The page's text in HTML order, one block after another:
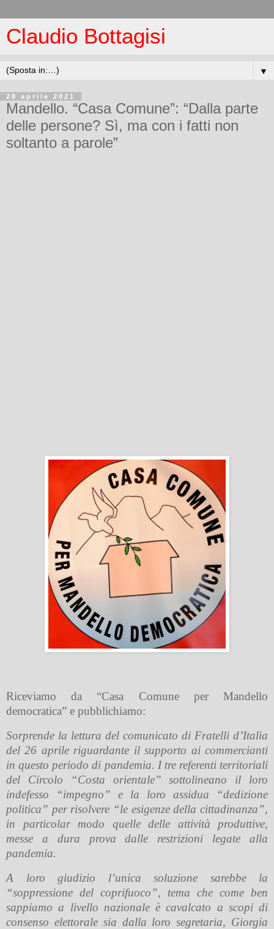
Claudio Bottagisi
▼
28 aprile 2021
Mandello. “Casa Comune”: “Dalla parte
delle persone? Sì, ma con i fatti non
soltanto a parole”
Riceviamo da “Casa Comune per Mandello
democratica” e pubblichiamo:
Sorprende la lettura del comunicato di Fratelli d’Italia
del 26 aprile riguardante il supporto ai commercianti
in questo periodo di pandemia. I tre referenti territoriali
del Circolo “Costa orientale” sottolineano il loro
indefesso “impegno” e la loro assidua “dedizione
politica” per risolvere “le esigenze della cittadinanza”,
in particolar modo quelle delle attività produttive,
messe a dura prova dalle restrizioni legate alla
pandemia.
A loro giudizio l’unica soluzione sarebbe la
“soppressione del coprifuoco”, tema che come ben
sappiamo a livello nazionale è cavalcato a scopi di
consenso elettorale sia dalla loro segretaria, Giorgia